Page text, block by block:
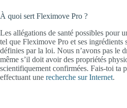
À quoi sert Fleximove Pro ?
Les allégations de santé possibles pour
tel que Fleximove Pro et ses ingrédients
définies par la loi. Nous n’avons pas le
même s’il doit avoir des propriétés
scientifiquement confirmées. Fais-toi ta
effectuant une recherche sur Internet.